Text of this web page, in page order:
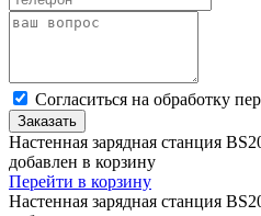
Cогласиться на обработку
Заказать
Настенная зарядная станция
добавлен в корзину
Перейти в корзину
Настенная зарядная станция